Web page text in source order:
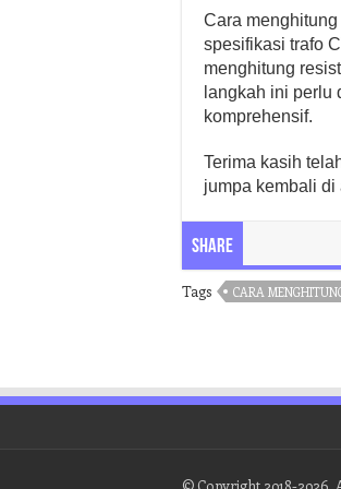
Cara
spesifikasi trafo
menghitung
langkah ini perlu
komprehensif.
Terima kasih
jumpa kembali di
Share
Tags CARA
© Copyright 2018-2026,